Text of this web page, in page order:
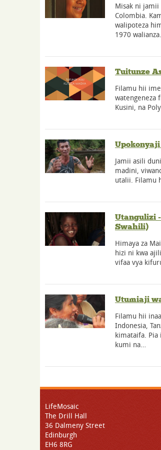
Misak ni jamii
Colombia.
walipoteza
1970 walianza…
Tuitunze
Filamu hii
watengeneza
Kusini, na
Jamii asili
madini,
utalii. Filamu
Utangulizi
Swahili)
Himaya za
hizi ni kwa
vifaa vya
Utumiaji
Filamu hii
Indonesia,
kimataifa. Pia
kumi na…
LifeMosaic
The Drill Hall
36 Dalmeny Street
Edinburgh
EH6 8RG